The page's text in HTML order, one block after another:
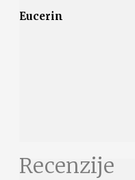
Eucerin
Recenzije